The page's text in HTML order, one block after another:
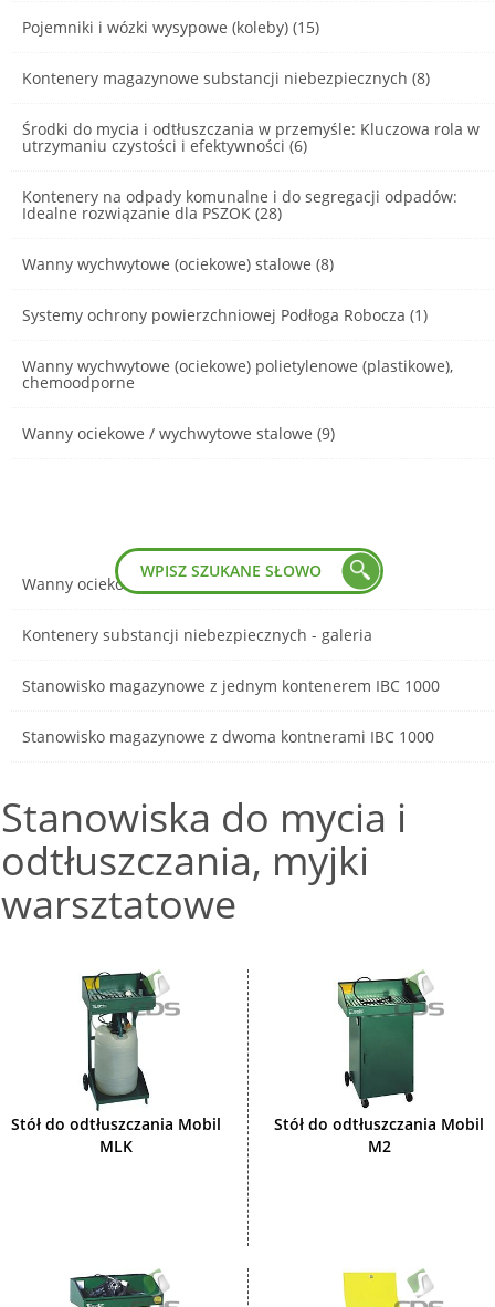
Pojemniki i wózki wysypowe (koleby) (15)
Kontenery magazynowe substancji niebezpiecznych (8)
Środki do mycia i odtłuszczania w przemyśle: Kluczowa rola w
utrzymaniu czystości i efektywności (6)
Kontenery na odpady komunalne i do segregacji odpadów:
Idealne rozwiązanie dla PSZOK (28)
Wanny wychwytowe (ociekowe) stalowe (8)
Systemy ochrony powierzchniowej Podłoga Robocza (1)
Wanny wychwytowe (ociekowe) polietylenowe (plastikowe),
chemoodporne
Wanny ociekowe / wychwytowe stalowe (9)
Wanny ociekowe stalowe - galeria
Kontenery substancji niebezpiecznych - galeria
Stanowisko magazynowe z jednym kontenerem IBC 1000
Stanowisko magazynowe z dwoma kontnerami IBC 1000
Stanowiska do mycia i
odtłuszczania, myjki
warsztatowe
Stół do odtłuszczania Mobil
MLK
Stół do odtłuszczania Mobil
M2